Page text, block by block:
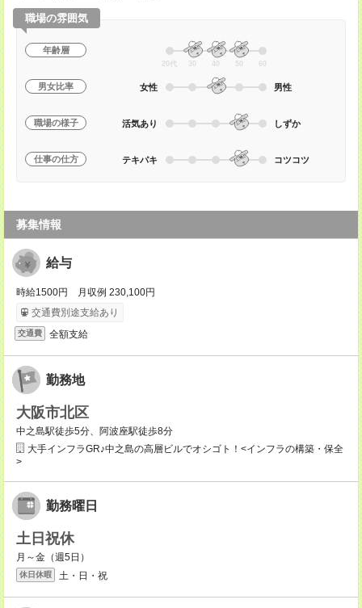
職場の雰囲気
年齢層
20代 30 40 50 60
男女比率 女性 男性
職場の様子 活気あり しずか
仕事の仕方 テキパキ コツコツ
募集情報
給与
時給1500円 月収例 230,100円
交通費別途支給あり
交通費 全額支給
勤務地
大阪市北区
中之島駅徒歩5分、阿波座駅徒歩8分
大手インフラGR♪中之島の高層ビルでオシゴト！<インフラの構築・保全
>
勤務曜日
土日祝休
月～金（週5日）
休日休暇 土・日・祝